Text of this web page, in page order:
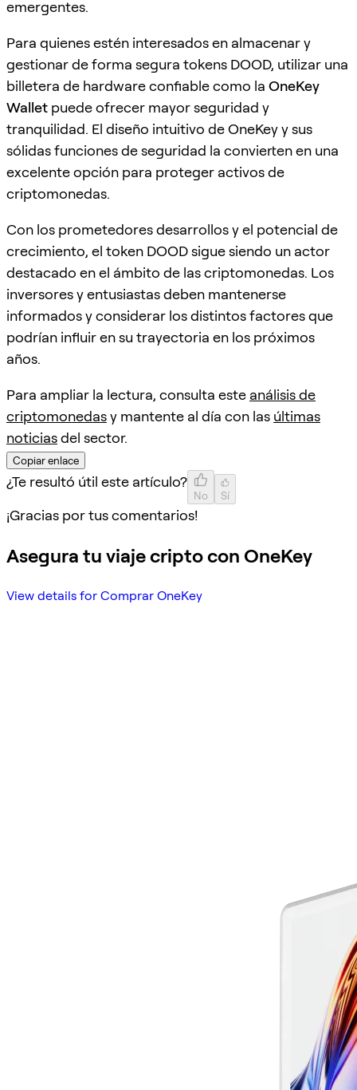
emergentes.
Para quienes estén interesados en almacenar y
gestionar de forma segura tokens DOOD, utilizar una
billetera de hardware confiable como la OneKey
Wallet puede ofrecer mayor seguridad y
tranquilidad. El diseño intuitivo de OneKey y sus
sólidas funciones de seguridad la convierten en una
excelente opción para proteger activos de
criptomonedas.
Con los prometedores desarrollos y el potencial de
crecimiento, el token DOOD sigue siendo un actor
destacado en el ámbito de las criptomonedas. Los
inversores y entusiastas deben mantenerse
informados y considerar los distintos factores que
podrían influir en su trayectoria en los próximos
años.
Para ampliar la lectura, consulta este análisis de
criptomonedasy mantente al día con las últimas
noticiasdel sector.
Copiar enlace
¿Te resultó útil este artículo?
No Sí
¡Gracias por tus comentarios!
Asegura tu viaje cripto con OneKey
View details for Comprar OneKey